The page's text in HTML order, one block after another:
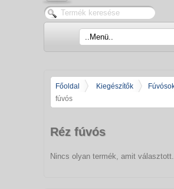
Főoldal Kiegészítők
fúvós
Réz fúvós
Nincs olyan termék, amit választott.